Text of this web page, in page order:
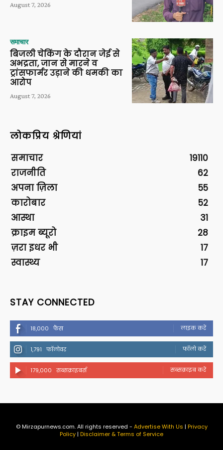
August 7, 2026
समाचार
बिजली चेकिंग के दौरान जेई से
अभद्रता, जान से मारने व
ट्रांसफार्मर उड़ाने की धमकी का
आरोप
August 7, 2026
लोकप्रिय श्रेणियां
समाचार
19110
राजनीति
62
अपना ज़िला
55
कारोबार
52
आस्था
31
क्राइम ब्यूरो
28
ज़रा इधर भी
17
स्वास्थ्य
17
STAY CONNECTED
18,000 फैंस लाइक करें
1,791 फॉलोवर फॉलो करें
179,000 सब्सक्राइबर्स सब्सक्राइब करें
© Mirzapurnews.com. All rights reserved - Advertise With Us | Privacy
Policy| Disclaimer & Terms of Service